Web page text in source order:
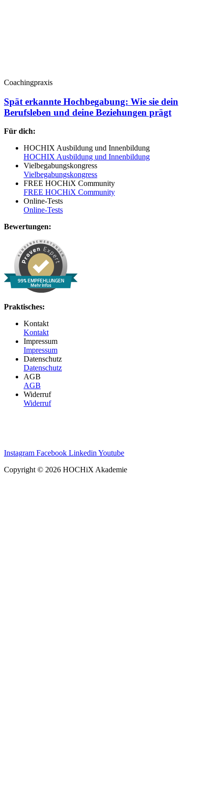
Coachingpraxis
Spät erkannte Hochbegabung: Wie sie dein
Berufsleben und deine Beziehungen prägt
Für dich:
HOCHIX Ausbildung und Innenbildung
HOCHIX Ausbildung und Innenbildung
Vielbegabungskongress
Vielbegabungskongress
FREE HOCHiX Community
FREE HOCHiX Community
Online-Tests
Online-Tests
Bewertungen:
99% EMPFEHLUNGEN
Mehr Infos
Praktisches:
Kontakt
Kontakt
Impressum
Impressum
Datenschutz
Datenschutz
AGB
AGB
Widerruf
Widerruf
Instagram Facebook Linkedin Youtube
Copyright © 2026 HOCHiX Akademie